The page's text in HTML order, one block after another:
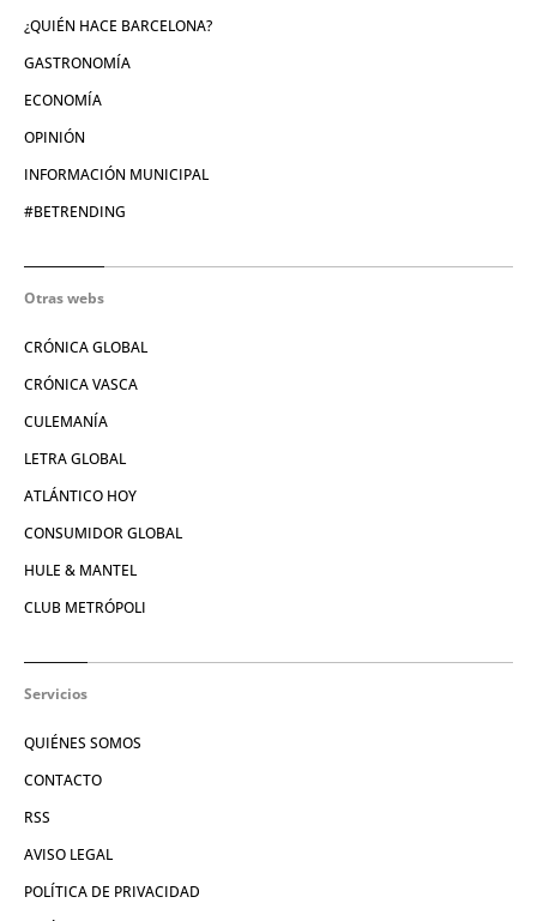
¿QUIÉN HACE BARCELONA?
GASTRONOMÍA
ECONOMÍA
OPINIÓN
INFORMACIÓN MUNICIPAL
#BETRENDING
Otras webs
CRÓNICA GLOBAL
CRÓNICA VASCA
CULEMANÍA
LETRA GLOBAL
ATLÁNTICO HOY
CONSUMIDOR GLOBAL
HULE & MANTEL
CLUB METRÓPOLI
Servicios
QUIÉNES SOMOS
CONTACTO
RSS
AVISO LEGAL
POLÍTICA DE PRIVACIDAD